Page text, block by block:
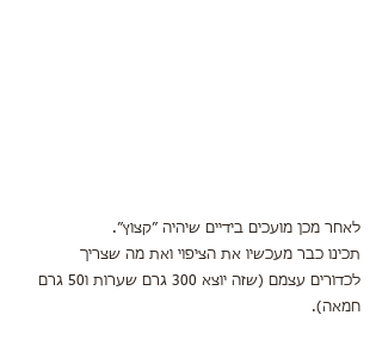
לאחר מכן מועכים בידיים שיהיה ״קצוץ״.
תכינו כבר מעכשיו את הציפוי ואת מה שצריך
לכדורים עצמם (שזה יוצא 300 גרם שערות ו50 גרם
חמאה).